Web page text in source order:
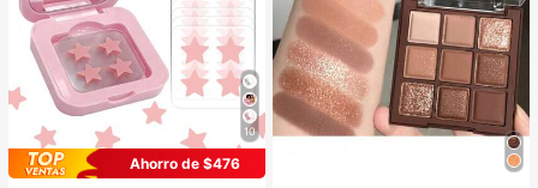
10
Ahorro de $476